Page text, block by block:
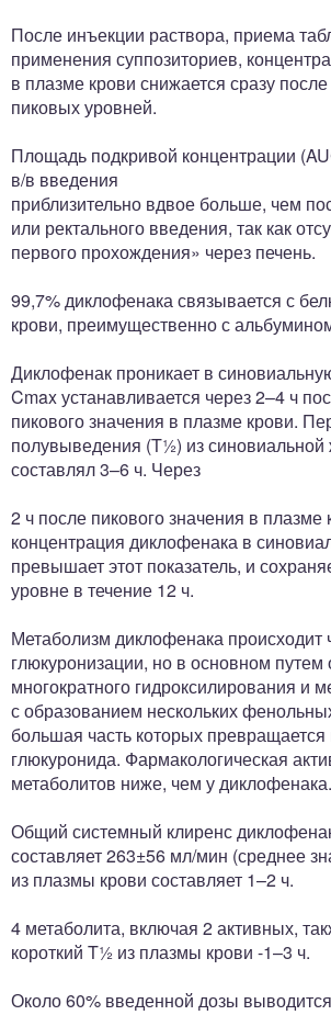
После инъекции раствора, приема
применения суппозиториев,
в плазме крови снижается сразу
пиковых уровней.
Площадь подкривой концентрации
в/в введения
приблизительно вдвое больше, чем
или ректального введения, так как
первого прохождения» через печень.
99,7% диклофенака связывается с
крови, преимущественно с
Диклофенак проникает в
Cmax устанавливается через 2–4 ч
пикового значения в плазме крови.
полувыведения (T½) из синовиальной
составлял 3–6 ч. Через
2 ч после пикового значения в плазме
концентрация диклофенака в
превышает этот показатель, и
уровне в течение 12 ч.
Метаболизм диклофенака происходит
глюкуронизации, но в основном путем
многократного гидроксилирования и
с образованием нескольких
большая часть которых превращается
глюкуронида. Фармакологическая
метаболитов ниже, чем у диклофенака.
Общий системный клиренс
составляет 263±56 мл/мин (среднее
из плазмы крови составляет 1–2 ч.
4 метаболита, включая 2 активных,
короткий T½ из плазмы крови -1–3 ч.
Около 60% введенной дозы